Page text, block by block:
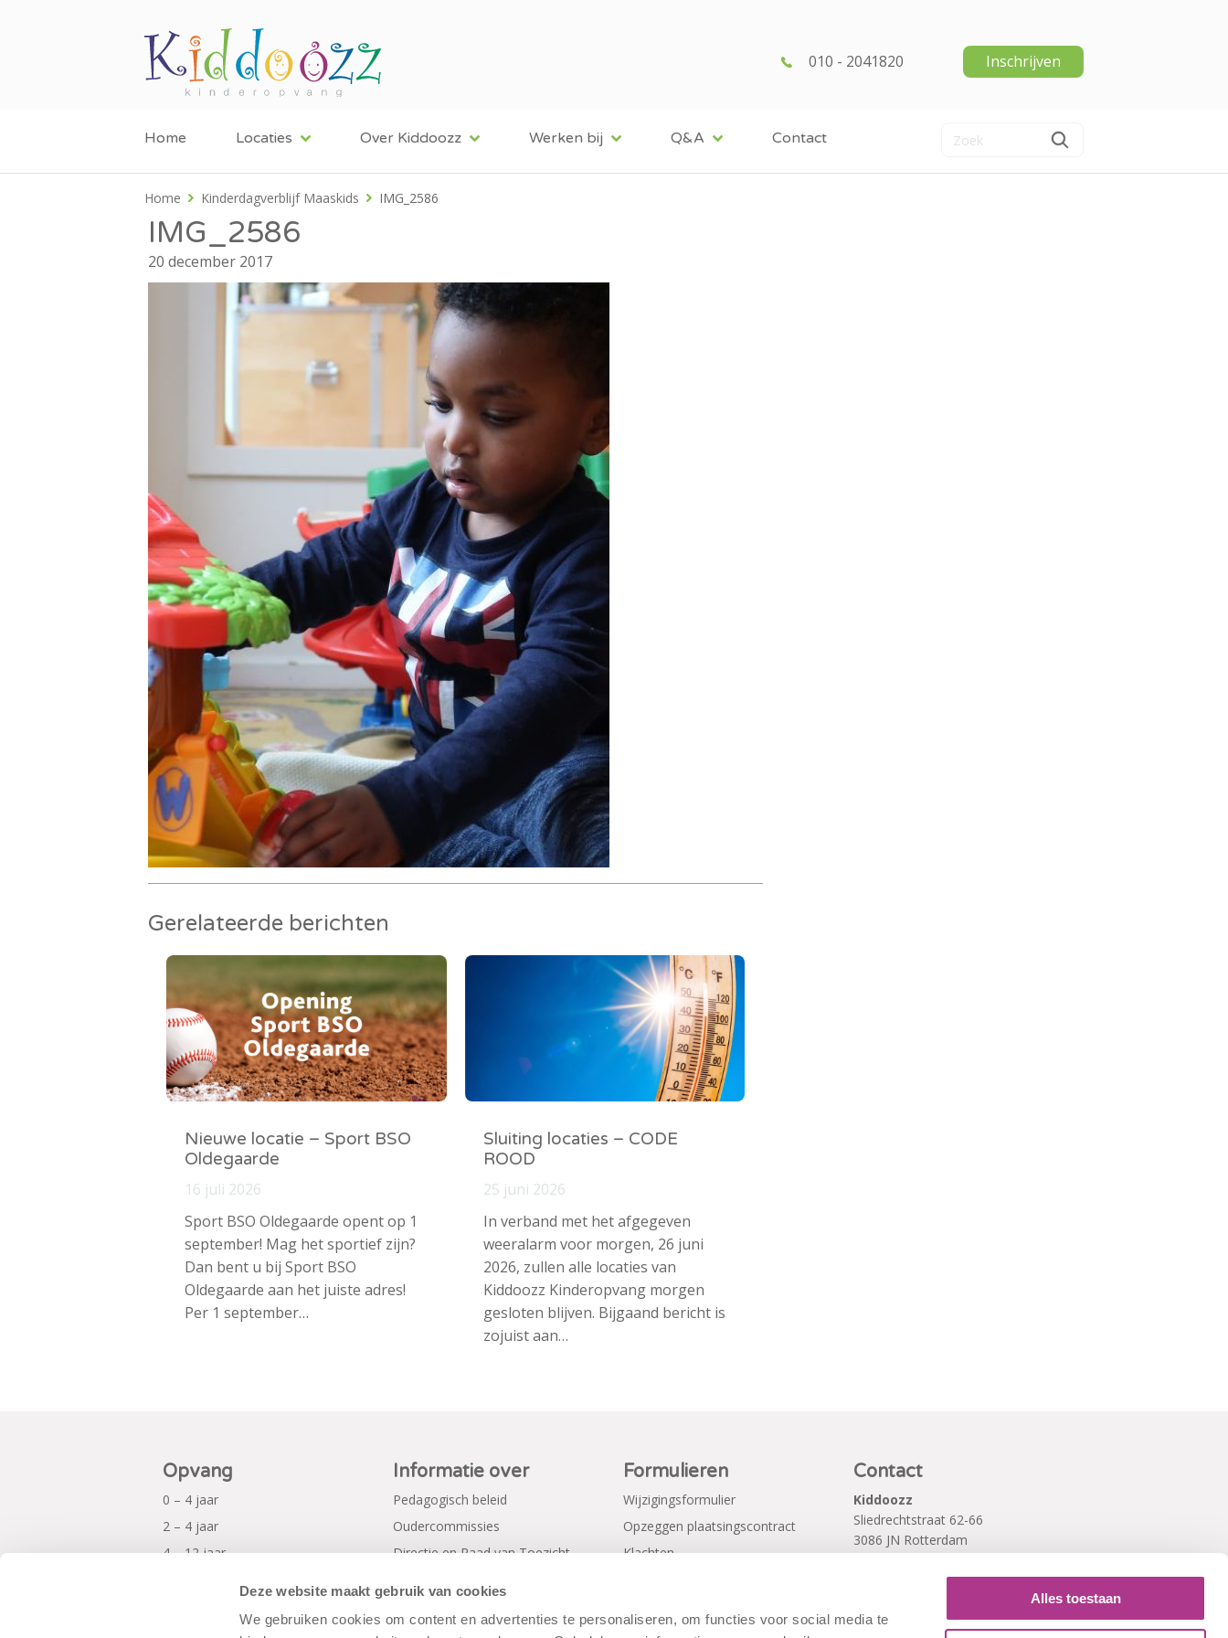
Deze website maakt gebruik van cookies
We gebruiken cookies om content en advertenties te personaliseren, om functies voor social media te
Alles toestaan
010 - 2041820 Inschrijven
Home Locaties Over Kiddoozz Werken bij Q&A Contact
Home Kinderdagverblijf Maaskids IMG_2586
IMG_2586
20 december 2017
Gerelateerde berichten
Nieuwe locatie – Sport BSO
Oldegaarde
16 juli 2026
Sport BSO Oldegaarde opent op 1
september! Mag het sportief zijn?
Dan bent u bij Sport BSO
Oldegaarde aan het juiste adres!
Per 1 september…
Sluiting locaties – CODE
ROOD
25 juni 2026
In verband met het afgegeven
weeralarm voor morgen, 26 juni
2026, zullen alle locaties van
Kiddoozz Kinderopvang morgen
gesloten blijven. Bijgaand bericht is
zojuist aan…
Opvang
0 – 4 jaar
2 – 4 jaar
4 – 12 jaar
Informatie over
Pedagogisch beleid
Oudercommissies
Directie en Raad van Toezicht
Formulieren
Wijzigingsformulier
Opzeggen plaatsingscontract
Klachten
Contact
Kiddoozz
Sliedrechtstraat 62-66
3086 JN Rotterdam